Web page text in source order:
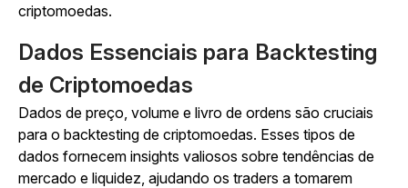
criptomoedas.
Dados Essenciais para Backtesting
de Criptomoedas
Dados de preço, volume e livro de ordens são cruciais
para o backtesting de criptomoedas. Esses tipos de
dados fornecem insights valiosos sobre tendências de
mercado e liquidez, ajudando os traders a tomarem